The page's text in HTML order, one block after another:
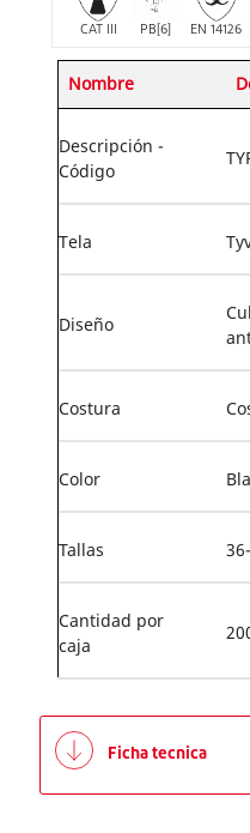
CAT III PB[6] EN 14126
Nombre
Descripción -
Código
Tela
Diseño
Costura
Color
Tallas
Cantidad por
caja
Ficha tecnica